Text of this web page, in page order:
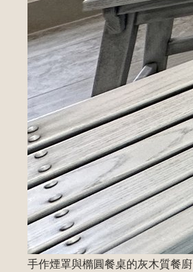
手作煙罩與橢圓餐桌的灰木質餐廚